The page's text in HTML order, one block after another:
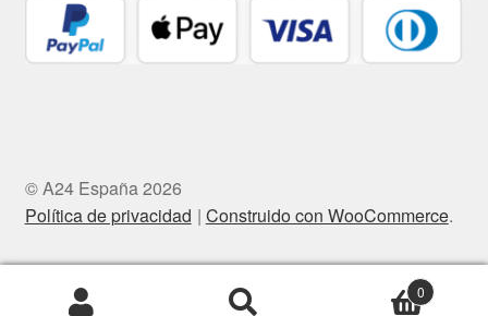
© A24 España 2026
Política de privacidad
Construido con WooCommerce.
0